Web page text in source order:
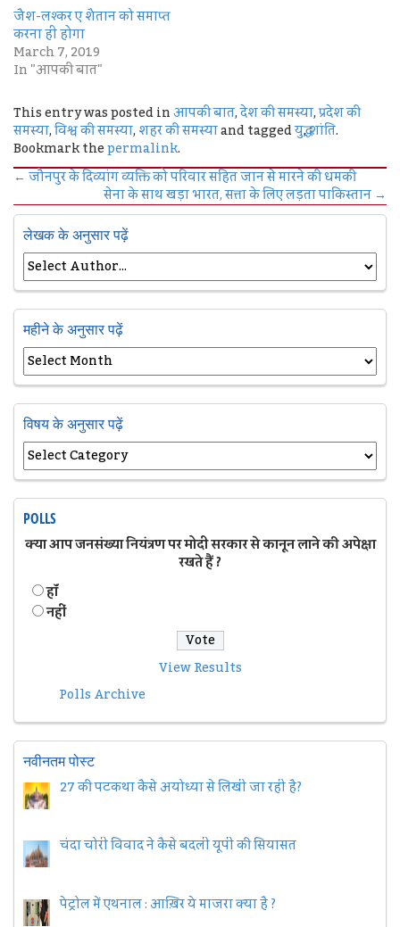
जैश-लश्कर ए शैतान को समाप्त
करना ही होगा
March 7, 2019
In "आपकी बात"
This entry was posted inआपकी बात,देश की समस्या,प्रदेश की
समस्या,विश्व की समस्या,शहर की समस्याand taggedयुद्ध,शांति.
Bookmark thepermalink.
←जौनपुर के दिव्यांग व्यक्ति को परिवार सहित जान से मारने की धमकी
सेना के साथ खड़ा भारत, सत्ता के लिए लड़ता पाकिस्तान→
लेखक के अनुसार पढ़ें
महीने के अनुसार पढ़ें
विषय के अनुसार पढ़ें
POLLS
क्या आप जनसंख्या नियंत्रण पर मोदी सरकार से कानून लाने की अपेक्षा
रखते हैं ?
हॉं
नहीं
View Results
Polls Archive
नवीनतम पोस्ट
27 की पटकथा कैसे अयोध्या से लिखी जा रही है?
चंदा चोरी विवाद ने कैसे बदली यूपी की सियासत
पेट्रोल में एथनाल : आख़िर ये माजरा क्या है ?